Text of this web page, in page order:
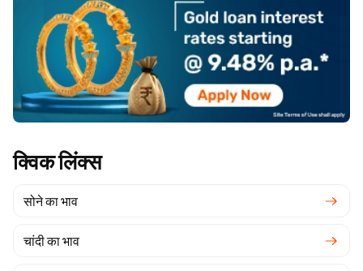
क्विक लिंक्स
सोने का भाव
चांदी का भाव